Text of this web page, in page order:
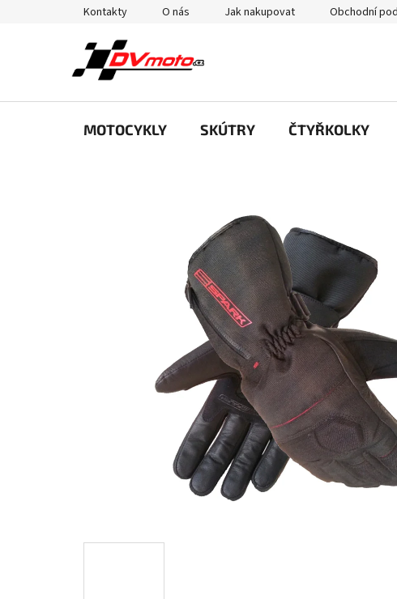
Kontakty O nás Jak nakupovat Obchodní
MOTOCYKLY SKÚTRY ČTYŘKOLKY